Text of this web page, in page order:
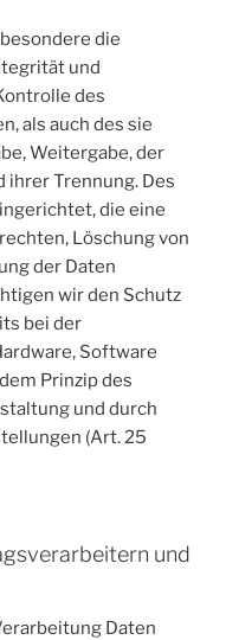
die
und
des
als auch des sie
Weitergabe, der
ihrer Trennung. Des
die eine
Löschung von
der Daten
wir den Schutz
bei der
Software
Prinzip des
und durch
(Art. 25
und
Daten